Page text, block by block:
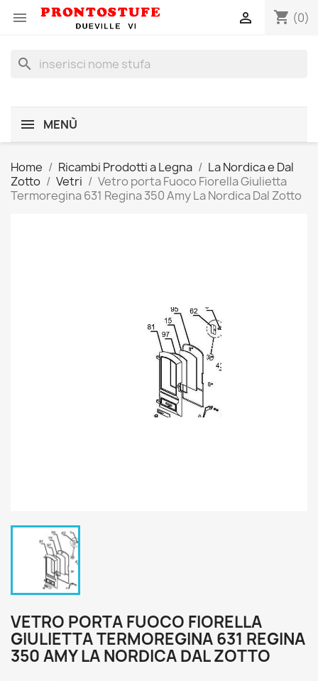
 shopping_cart (0)

search
MENÙ
Home Ricambi Prodotti a Legna
La Nordica e Dal
Zotto
Vetri
Vetro porta Fuoco Fiorella Giulietta
Termoregina 631 Regina 350 Amy La Nordica Dal Zotto
VETRO PORTA FUOCO FIORELLA
GIULIETTA TERMOREGINA 631 REGINA
350 AMY LA NORDICA DAL ZOTTO